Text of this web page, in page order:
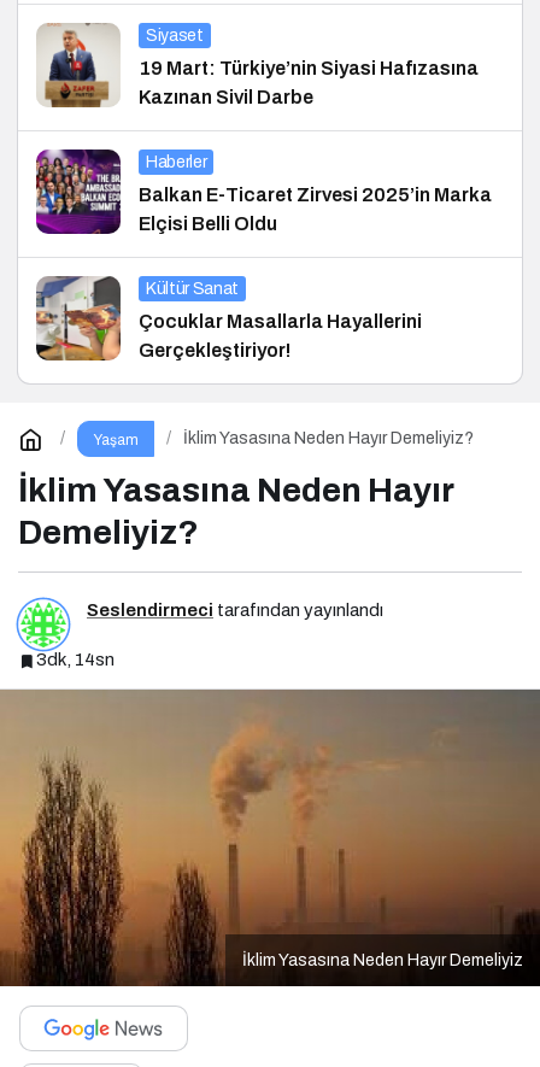
Siyaset
19 Mart: Türkiye’nin Siyasi Hafızasına
Kazınan Sivil Darbe
Haberler
Balkan E-Ticaret Zirvesi 2025’in Marka
Elçisi Belli Oldu
Kültür Sanat
Çocuklar Masallarla Hayallerini
Gerçekleştiriyor!
Yaşam İklim Yasasına Neden Hayır Demeliyiz?
İklim Yasasına Neden Hayır
Demeliyiz?
Seslendirmeci tarafından yayınlandı
3dk, 14sn
İklim Yasasına Neden Hayır Demeliyiz